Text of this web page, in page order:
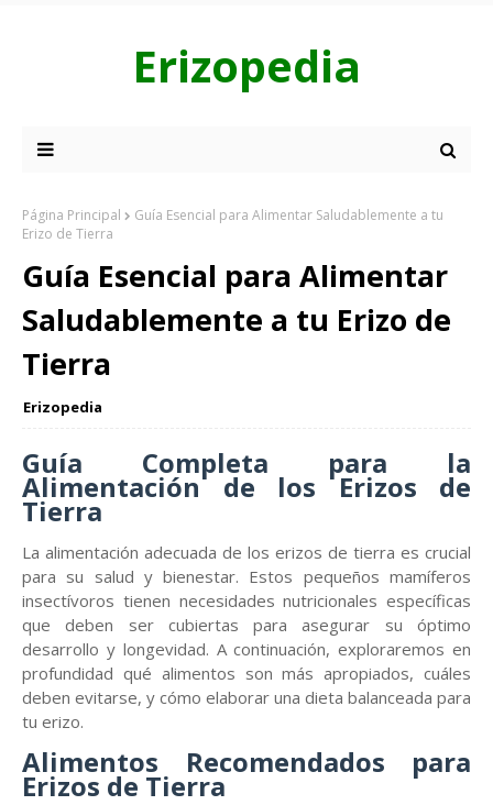
Erizopedia
Página Principal
Guía Esencial para Alimentar Saludablemente a tu
Erizo de Tierra
Guía Esencial para Alimentar
Saludablemente a tu Erizo de
Tierra
Erizopedia
Guía Completa para la
Alimentación de los Erizos de
Tierra
La alimentación adecuada de los erizos de tierra es crucial
para su salud y bienestar. Estos pequeños mamíferos
insectívoros tienen necesidades nutricionales específicas
que deben ser cubiertas para asegurar su óptimo
desarrollo y longevidad. A continuación, exploraremos en
profundidad qué alimentos son más apropiados, cuáles
deben evitarse, y cómo elaborar una dieta balanceada para
tu erizo.
Alimentos Recomendados para
Erizos de Tierra